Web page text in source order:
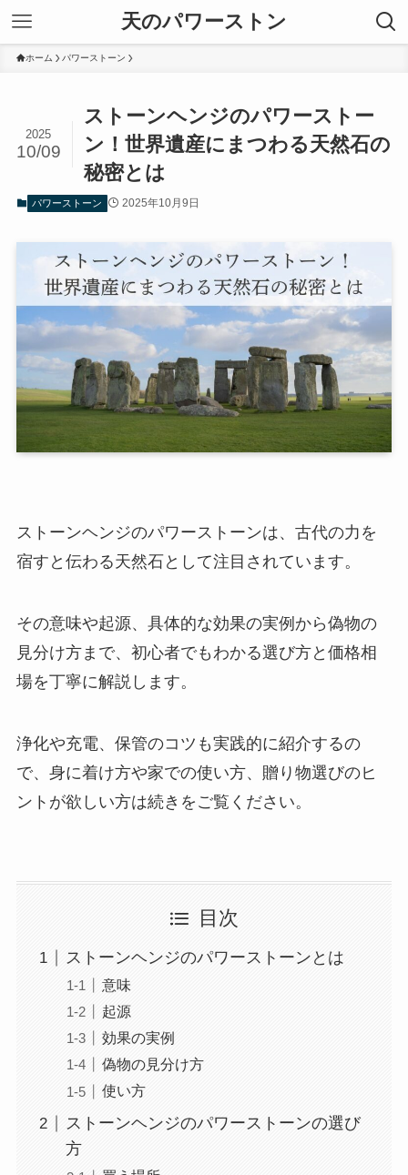
天のパワーストン
ホーム パワーストーン
ストーンヘンジのパワーストー
ン！世界遺産にまつわる天然石の
秘密とは
2025
10/09
パワーストーン 2025年10月9日
ストーンヘンジのパワーストーンは、古代の力を
宿すと伝わる天然石として注目されています。
その意味や起源、具体的な効果の実例から偽物の
見分け方まで、初心者でもわかる選び方と価格相
場を丁寧に解説します。
浄化や充電、保管のコツも実践的に紹介するの
で、身に着け方や家での使い方、贈り物選びのヒ
ントが欲しい方は続きをご覧ください。
目次
ストーンヘンジのパワーストーンとは
意味
起源
効果の実例
偽物の見分け方
使い方
ストーンヘンジのパワーストーンの選び
方